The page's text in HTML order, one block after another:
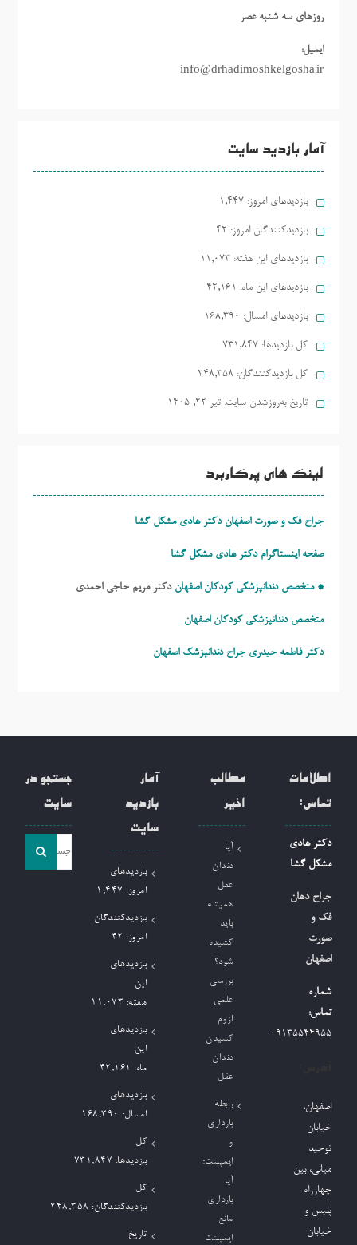
روزهاي سه شنبه عصر
ایمیل:
info@drhadimoshkelgosha.ir
آمار بازدید سایت
بازدیدهای امروز: 1,447
بازدیدکنندگان امروز: 42
بازدیدهای این هفته: 11,073
بازدیدهای این ماه: 42,161
بازدیدهای امسال: 168,390
کل بازدیدها: 731,847
کل بازدیدکنند‌گان: 248,358
تاریخ به‌روزشدن سایت: تیر ۲۲, ۱۴۰۵
لینک های پرکاربرد
جراح فک و صورت اصفهان دکتر هادی مشکل گشا
صفحه اینستاگرام دکتر هادی مشکل گشا
* متخصص دندانپزشکی کودکان اصفهان دکتر مریم حاجی احمدی
متخصص دندانپزشکی کودکان اصفهان
دکتر فاطمه حیدری جراح دندانپزشک اصفهان
اطلاعات
تماس:
دکتر هادی
مشکل گشا
جراح دهان
فک و
صورت
اصفهان
شماره
تماس:
09135544955
اصفهان،
خیابان
توحید
میانی، بین
چهارراه
پلیس و
خیابان
مطالب
اخیر
آیا
دندان
عقل
همیشه
باید
کشیده
شود؟
بررسی
علمی
لزوم
کشیدن
دندان
عقل
رابطه
بارداری
و
ایمپلنت؛
آیا
بارداری
مانع
ایمپلنت
آمار
بازدید
سایت
بازدیدهای
امروز: 1,447
بازدیدکنندگان
امروز: 42
بازدیدهای
این
هفته: 11,073
بازدیدهای
این
ماه: 42,161
بازدیدهای
امسال: 168,390
کل
بازدیدها: 731,847
کل
بازدیدکنند‌گان: 248,358
تاریخ
جستجو در
سایت